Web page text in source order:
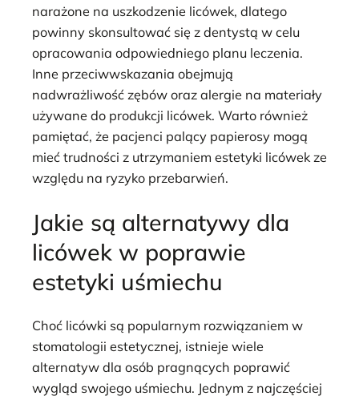
narażone na uszkodzenie licówek, dlatego
powinny skonsultować się z dentystą w celu
opracowania odpowiedniego planu leczenia.
Inne przeciwwskazania obejmują
nadwrażliwość zębów oraz alergie na materiały
używane do produkcji licówek. Warto również
pamiętać, że pacjenci palący papierosy mogą
mieć trudności z utrzymaniem estetyki licówek ze
względu na ryzyko przebarwień.
Jakie są alternatywy dla
licówek w poprawie
estetyki uśmiechu
Choć licówki są popularnym rozwiązaniem w
stomatologii estetycznej, istnieje wiele
alternatyw dla osób pragnących poprawić
wygląd swojego uśmiechu. Jednym z najczęściej